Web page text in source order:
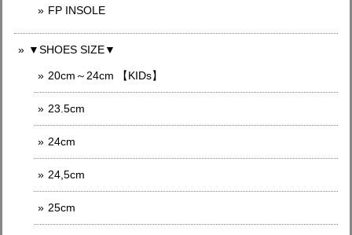
FP INSOLE
▼SHOES SIZE▼
20cm～24cm 【KIDs】
23.5cm
24cm
24,5cm
25cm